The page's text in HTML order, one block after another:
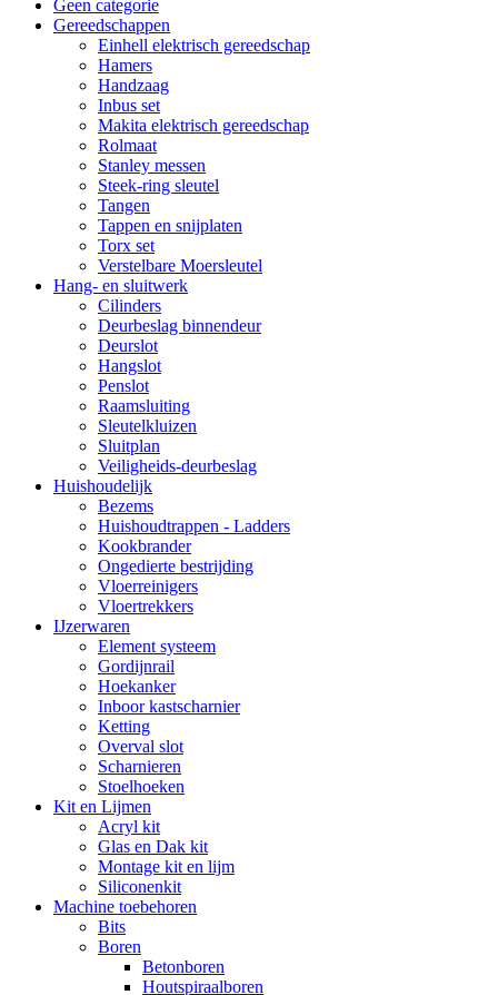
Geen categorie
Gereedschappen
Einhell elektrisch gereedschap
Hamers
Handzaag
Inbus set
Makita elektrisch gereedschap
Rolmaat
Stanley messen
Steek-ring sleutel
Tangen
Tappen en snijplaten
Torx set
Verstelbare Moersleutel
Hang- en sluitwerk
Cilinders
Deurbeslag binnendeur
Deurslot
Hangslot
Penslot
Raamsluiting
Sleutelkluizen
Sluitplan
Veiligheids-deurbeslag
Huishoudelijk
Bezems
Huishoudtrappen - Ladders
Kookbrander
Ongedierte bestrijding
Vloerreinigers
Vloertrekkers
IJzerwaren
Element systeem
Gordijnrail
Hoekanker
Inboor kastscharnier
Ketting
Overval slot
Scharnieren
Stoelhoeken
Kit en Lijmen
Acryl kit
Glas en Dak kit
Montage kit en lijm
Siliconenkit
Machine toebehoren
Bits
Boren
Betonboren
Houtspiraalboren